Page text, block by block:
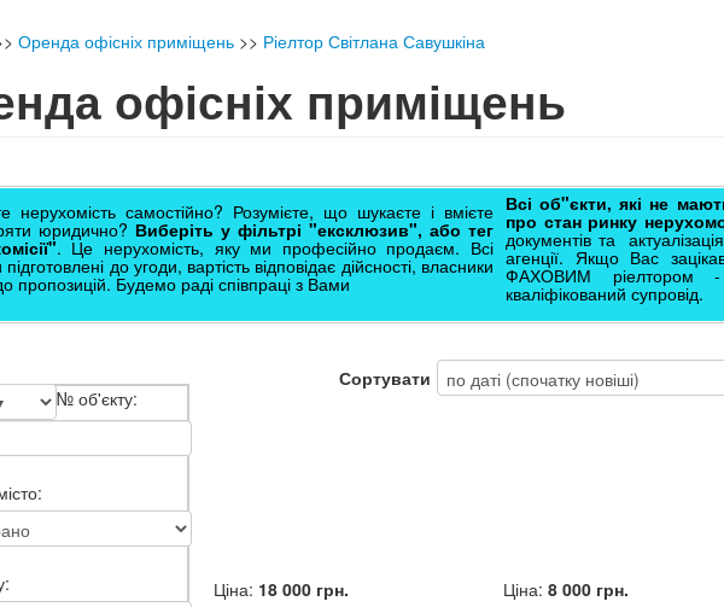
Оренда офісніх приміщень >> Ріелтор Світлана Савушкіна
офісніх приміщень
нерухомість самостійно? Розумієте, що шукаєте і вмієте
юридично? Виберіть у фільтрі "ексклюзив", або тег
. Це нерухомість, яку ми професійно продаєм. Всі
до угоди, вартість відповідає дійсності, власники
пропозицій. Будемо раді співпраці з Вами
Всі об"єкти, які не
про стан ринку
документів та
агенції. Якщо Вас
ФАХОВИМ ріелтором -
кваліфікований супровід.
№ об'єкту:
Сортувати
Ціна: 18 000 грн. Ціна: 8 000 грн.